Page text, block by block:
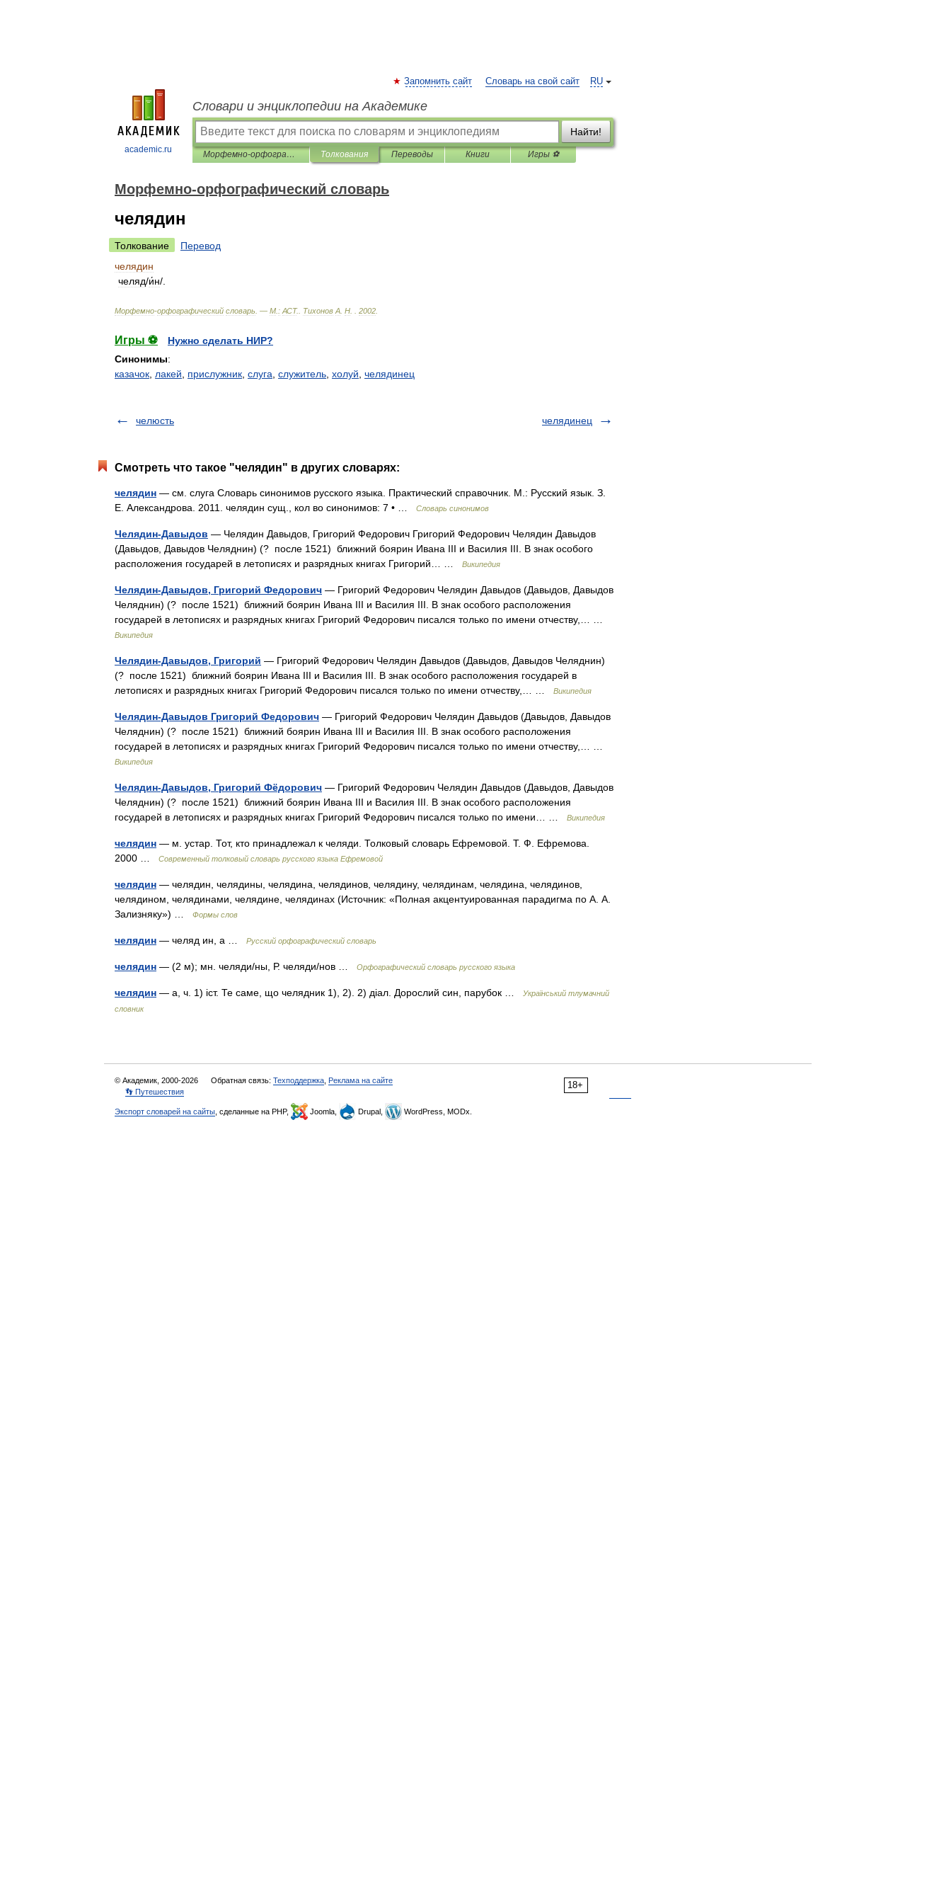
academic.ru
RU
Запомнить сайт Словарь на свой сайт
Словари и энциклопедии на Академике
Найти!
Морфемно-орфографический словарь Толкования Переводы Книги Игры ⚽
Морфемно-орфографический словарь
челядин
Толкование
Перевод
челядин
челяд/и́н/.
Морфемно-орфографический словарь . — М : АСТ. Тихонов А Н 2002
Игры ⚽
Нужно сделать НИР?
Синонимы:
казачок лакей прислужник слуга служитель холуй челядинец
челюсть челядинец
Смотреть что такое "челядин" в других словарях:
челядин — см. слуга Словарь синонимов русского языка. Практический справочник. М.: Русский язык. З.
Е. Александрова. 2011. челядин сущ., кол во синонимов: 7 • …
Словарь синонимов
Челядин-Давыдов — Челядин Давыдов, Григорий Федорович Григорий Федорович Челядин Давыдов
(Давыдов, Давыдов Челяднин) (? после 1521) ближний боярин Ивана III и Василия III. В знак особого
расположения государей в летописях и разрядных книгах Григорий… …
Википедия
Челядин-Давыдов, Григорий Федорович — Григорий Федорович Челядин Давыдов (Давыдов, Давыдов
Челяднин) (? после 1521) ближний боярин Ивана III и Василия III. В знак особого расположения
государей в летописях и разрядных книгах Григорий Федорович писался только по имени отчеству,… …
Википедия
Челядин-Давыдов, Григорий — Григорий Федорович Челядин Давыдов (Давыдов, Давыдов Челяднин)
(? после 1521) ближний боярин Ивана III и Василия III. В знак особого расположения государей в
летописях и разрядных книгах Григорий Федорович писался только по имени отчеству,… …
Википедия
Челядин-Давыдов Григорий Федорович — Григорий Федорович Челядин Давыдов (Давыдов, Давыдов
Челяднин) (? после 1521) ближний боярин Ивана III и Василия III. В знак особого расположения
государей в летописях и разрядных книгах Григорий Федорович писался только по имени отчеству,… …
Википедия
Челядин-Давыдов, Григорий Фёдорович — Григорий Федорович Челядин Давыдов (Давыдов, Давыдов
Челяднин) (? после 1521) ближний боярин Ивана III и Василия III. В знак особого расположения
государей в летописях и разрядных книгах Григорий Федорович писался только по имени… …
Википедия
челядин — м. устар. Тот, кто принадлежал к челяди. Толковый словарь Ефремовой. Т. Ф. Ефремова.
2000 …
Современный толковый словарь русского языка Ефремовой
челядин — челядин, челядины, челядина, челядинов, челядину, челядинам, челядина, челядинов,
челядином, челядинами, челядине, челядинах (Источник: «Полная акцентуированная парадигма по А. А.
Зализняку») …
Формы слов
челядин — челяд ин, а … Русский орфографический словарь
челядин — (2 м); мн. челяди/ны, Р. челяди/нов … Орфографический словарь русского языка
челядин — а, ч. 1) іст. Те саме, що челядник 1), 2). 2) діал. Дорослий син, парубок …
Український тлумачний
словник
18+
© Академик, 2000-2026 Обратная связь: Техподдержка Реклама на сайте
👣 Путешествия
Экспорт словарей на сайты , сделанные на PHP, Joomla, Drupal, WordPress, MODx.